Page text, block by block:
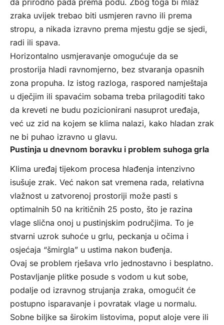
da prirodno pada prema podu. Zbog toga bi mlaz
zraka uvijek trebao biti usmjeren ravno ili prema
stropu, a nikada izravno prema mjestu gdje se sjedi,
radi ili spava.
Horizontalno usmjeravanje omogućuje da se
prostorija hladi ravnomjerno, bez stvaranja opasnih
zona propuha. Iz istog razloga, raspored namještaja
u dječjim ili spavaćim sobama treba prilagoditi tako
da kreveti ne budu pozicionirani nasuprot uređaja,
već uz zid na kojem se klima nalazi, kako hladan zrak
ne bi puhao izravno u glavu.
Pustinja u dnevnom boravku i problem suhoga grla
Klima uređaj tijekom procesa hlađenja intenzivno
isušuje zrak. Već nakon sat vremena rada, relativna
vlažnost u zatvorenoj prostoriji može pasti s
optimalnih 50 na kritičnih 25 posto, što je razina
vlage slična onoj u pustinjskim područjima. To je
stvarni uzrok suhoće u grlu, peckanja u očima i
osjećaja “šmirgla” u ustima nakon buđenja.
Ovaj se problem rješava vrlo jednostavno i besplatno.
Postavljanje plitke posude s vodom u kut sobe,
podalje od izravnog strujanja zraka, omogućit će
postupno isparavanje i povratak vlage u normalu.
Sobne biljke sa širokim listovima, poput aloje vere ili